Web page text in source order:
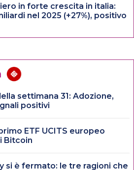
in forte crescita in italia:
nel 2025 (+27%), positivo
settimana 31: Adozione,
positivi
ETF UCITS europeo
Bitcoin
si è fermato: le tre ragioni che